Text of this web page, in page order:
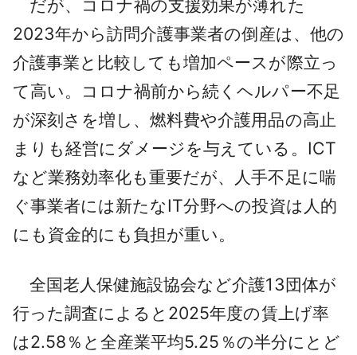
だが、コロナ禍の支援効果が薄れた
2023年から訪問介護事業者の倒産は、他の
介護事業と比較しても増加ペースが際立っ
て高い。コロナ禍前から続くヘルパー不足
が深刻さを増し、燃料費や介護用品の高止
まりも経営にダメージを与えている。ICT
など業務効率化も重要だが、人手不足に喘
ぐ事業者には新たなIT分野への投資は人的
にも資金的にも負担が重い。
全国老人保健施設協会など介護13団体が
行った調査によると2025年度の賃上げ率
は2.58％と全産業平均5.25％の半分にとど